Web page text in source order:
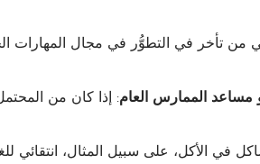
من تأخر في التطوُّر في مجال المهارات
مساعد الممارس العام: إذا كان من
في الأكل، على سبيل المثال، انتقائي